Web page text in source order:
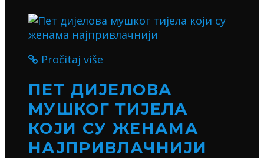
Pročitaj više
ПЕТ ДИЈЕЛОВА
МУШКОГ ТИЈЕЛА
КОЈИ СУ ЖЕНАМА
НАЈПРИВЛАЧНИЈИ